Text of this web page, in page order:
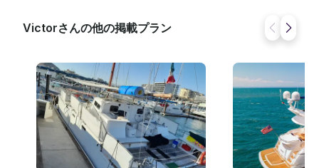
Victorさんの他の掲載プラン